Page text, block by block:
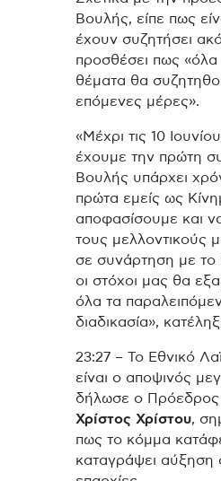
Βουλής, είπε πως
έχουν συζητήσει
προσθέσει πως «όλα
θέματα θα
επόμενες μέρες».
«Μέχρι τις 10
έχουμε την πρώτη
Βουλής υπάρχει
πρώτα εμείς ως
αποφασίσουμε και
τους μελλοντικούς
σε συνάρτηση με το
οι στόχοι μας θα
όλα τα
διαδικασία»,
23:27 – Το Εθνικό
είναι ο αποψινός
δήλωσε ο
Χρίστος Χρίστου,
πως το κόμμα
καταγράψει αύξηση